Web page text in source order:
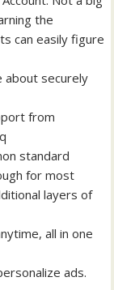
the
can easily figure
about securely
from
standard
for most
layers of
all in one
ads.